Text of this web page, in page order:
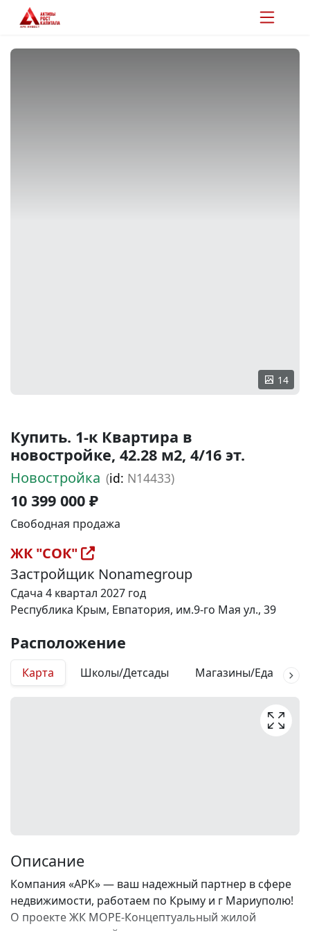
14
Купить. 1-к Квартира в
новостройке, 42.28 м2, 4/16 эт.
Новостройка (id: N14433)
10 399 000 ₽
Свободная продажа
ЖК "СОК"
Застройщик Nonamegroup
Сдача 4 квартал 2027 год
Республика Крым, Евпатория, им.9-го Мая ул., 39
Расположение
Карта Школы/Детсады Магазины/Еда
Описание
Компания «АРК» — ваш надежный партнер в сфере
недвижимости, работаем по Крыму и г Мариуполю!
О проекте ЖК МОРЕ-Концептуальный жилой